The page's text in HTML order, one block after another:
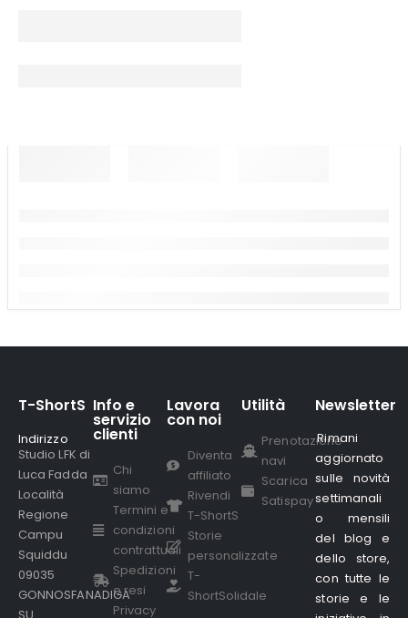
T-ShortS
Indirizzo
Studio LFK di
Luca Fadda
Località
Regione
Campu
Squiddu
09035
GONNOSFANADIGA
Info e
servizio
clienti
Chi
siamo
Termini e
condizioni
contrattuali
Spedizioni
e resi
Privacy
Lavora
con noi
Diventa
affiliato
Rivendi
T-ShortS
Storie
personalizzate
T-
ShortSolidale
Utilità
Prenotazione
navi
Scarica
Satispay
Newsletter
.Rimani
aggiornato
sulle novità
settimanali
o mensili
del blog e
dello store,
con tutte le
storie e le